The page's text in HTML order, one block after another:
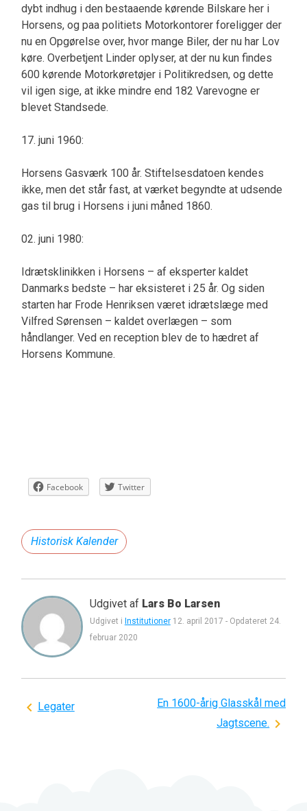
dybt indhug i den bestaaende kørende Bilskare her i
Horsens, og paa politiets Motorkontorer foreligger der
nu en Opgørelse over, hvor mange Biler, der nu har Lov
køre. Overbetjent Linder oplyser, at der nu kun findes
600 kørende Motorkøretøjer i Politikredsen, og dette
vil igen sige, at ikke mindre end 182 Varevogne er
blevet Standsede.
17. juni 1960:
Horsens Gasværk 100 år. Stiftelsesdatoen kendes
ikke, men det står fast, at værket begyndte at udsende
gas til brug i Horsens i juni måned 1860.
02. juni 1980:
Idrætsklinikken i Horsens – af eksperter kaldet
Danmarks bedste – har eksisteret i 25 år. Og siden
starten har Frode Henriksen været idrætslæge med
Vilfred Sørensen – kaldet overlægen – som
håndlanger. Ved en reception blev de to hædret af
Horsens Kommune.
Facebook Twitter
Historisk Kalender
Udgivet af Lars Bo Larsen
Udgivet i Institutioner 12. april 2017 - Opdateret 24.
februar 2020
Indlægsnavigation
Legater
En 1600-årig Glasskål med
Jagtscene.